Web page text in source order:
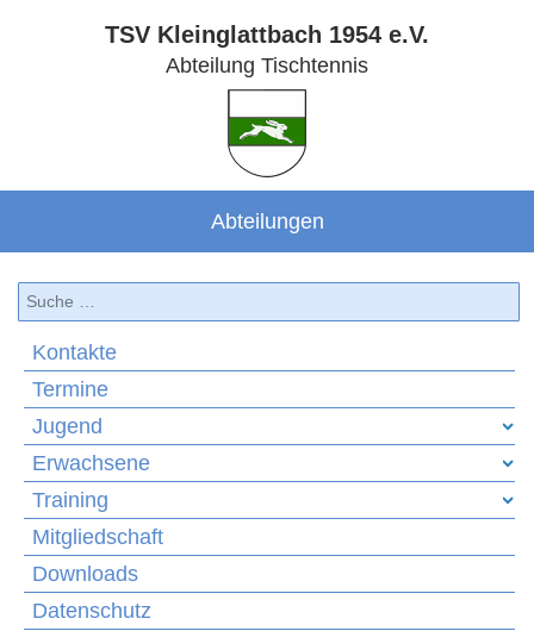
TSV Kleinglattbach 1954 e.V.
Abteilung Tischtennis
Abteilungen
Suchen
Kontakte
Termine
Jugend
Erwachsene
Training
Mitgliedschaft
Downloads
Datenschutz